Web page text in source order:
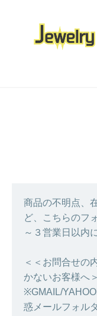
商品の不明点、
ど、こちらのフ
～３営業日以内
＜＜お問合せの
かないお客様へ
※GMAIL/
惑メールフォル